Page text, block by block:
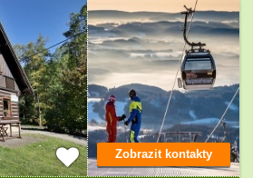
Zobrazit kontakty